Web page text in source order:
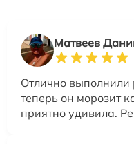
Матвеев
Отлично выполнили
теперь он морозит
приятно удивила.